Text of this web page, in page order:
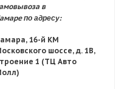
в
по адресу:
16-й КМ
шоссе, д. 1В,
1 (ТЦ Авто